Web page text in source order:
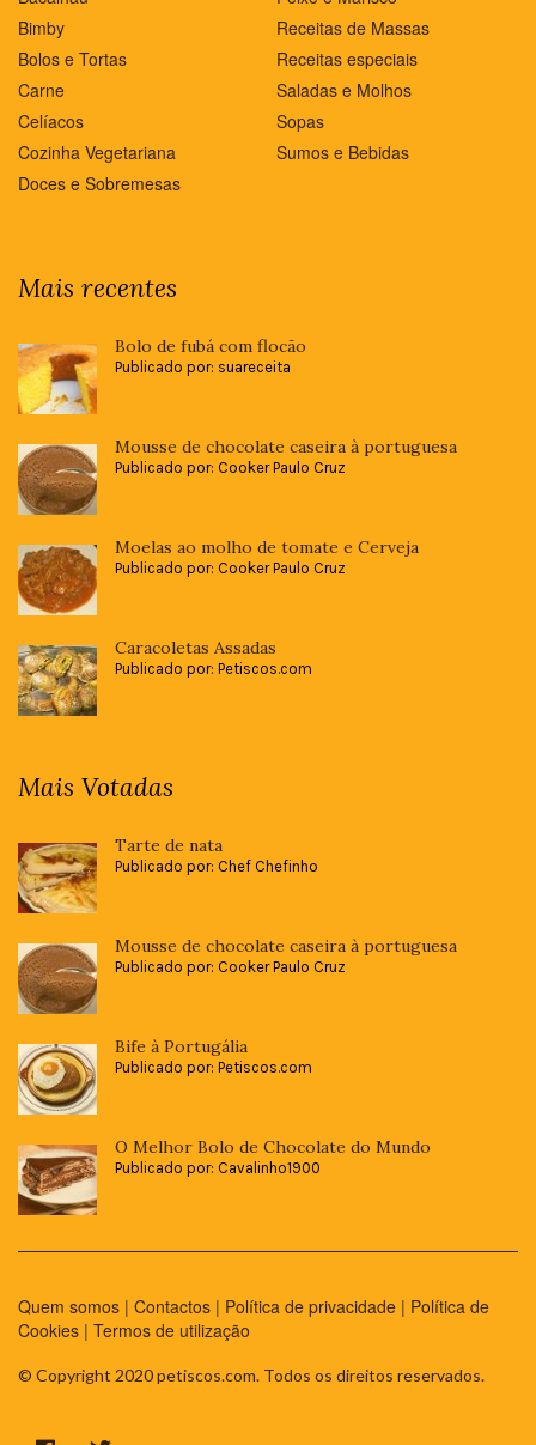
Bimby
Bolos e Tortas
Carne
Celíacos
Cozinha Vegetariana
Doces e Sobremesas
Receitas de Massas
Receitas especiais
Saladas e Molhos
Sopas
Sumos e Bebidas
Mais recentes
Bolo de fubá com flocão
Publicado por: suareceita
Mousse de chocolate caseira à portuguesa
Publicado por: Cooker Paulo Cruz
Moelas ao molho de tomate e Cerveja
Publicado por: Cooker Paulo Cruz
Caracoletas Assadas
Publicado por: Petiscos.com
Mais Votadas
Tarte de nata
Publicado por: Chef Chefinho
Mousse de chocolate caseira à portuguesa
Publicado por: Cooker Paulo Cruz
Bife à Portugália
Publicado por: Petiscos.com
O Melhor Bolo de Chocolate do Mundo
Publicado por: Cavalinho1900
Quem somos | Contactos | Política de privacidade | Política de
Cookies | Termos de utilização
© Copyright 2020 petiscos.com. Todos os direitos reservados.